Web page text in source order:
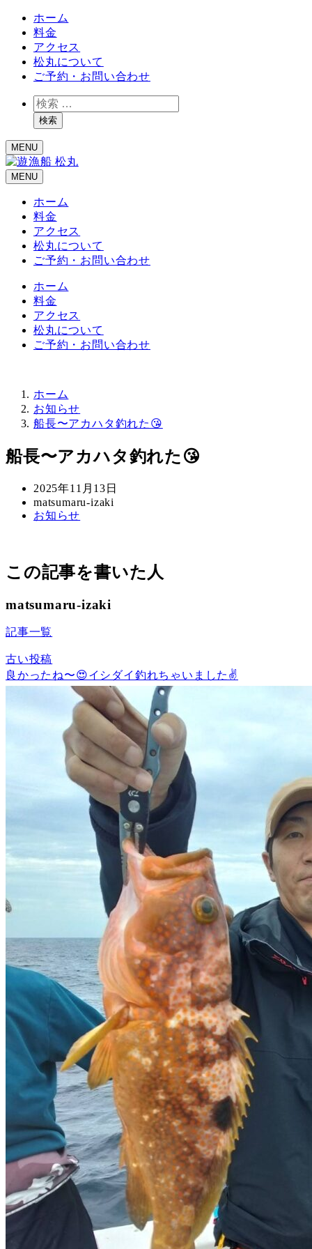
ホーム
料金
アクセス
松丸について
ご予約・お問い合わせ
検
索検索
MENU
MENU
ホーム
料金
アクセス
松丸について
ご予約・お問い合わせ
ホーム
料金
アクセス
松丸について
ご予約・お問い合わせ
ホーム
お知らせ
船長〜アカハタ釣れた😘
船長〜アカハタ釣れた😘
投
稿
日
2025年11月13日
著
者
matsumaru-izaki
カ
ー
お知らせ
この記事を書いた人
matsumaru-izaki
記事一覧
古い投稿
良かったね〜😍イシダイ釣れちゃいました✌️